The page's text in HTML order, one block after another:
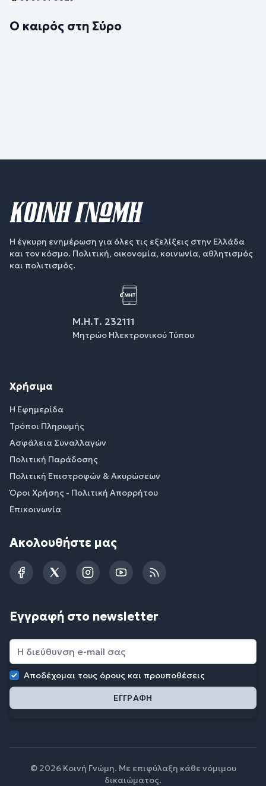
Ο καιρός στη Σύρο
Η έγκυρη ενημέρωση για όλες τις εξελίξεις στην Ελλάδα
και τον κόσμο. Πολιτική, οικονομία, κοινωνία, αθλητισμός
και πολιτισμός.
Μ.Η.Τ. 232111
Μητρώο Ηλεκτρονικού Τύπου
Χρήσιμα
Η Εφημερίδα
Τρόποι Πληρωμής
Ασφάλεια Συναλλαγών
Πολιτική Παράδοσης
Πολιτική Επιστροφών & Ακυρώσεων
Όροι Χρήσης - Πολιτική Απορρήτου
Επικοινωνία
Ακολουθήστε μας
FacebookTwitterInstagramYouTubeRSS
Εγγραφή στο newsletter
Αποδέχομαι τους όρους και προυποθέσεις
© 2026 Κοινή Γνώμη. Με επιφύλαξη κάθε νόμιμου
δικαιώματος.